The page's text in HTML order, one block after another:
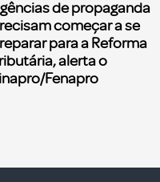
de propaganda
começar a se
para a Reforma
alerta o
Fenapro